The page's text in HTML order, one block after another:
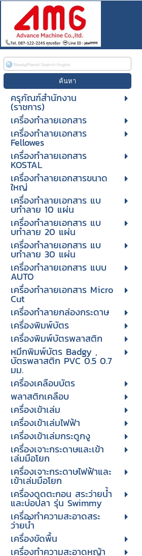
ครุภัณฑ์สำนักงาน
(ราชการ)
เครื่องทำลายเอกสาร
เครื่องทำลายเอกสาร
Fellowes
เครื่องทำลายเอกสาร
KOSTAL
เครื่องทำลายเอกสารขนาด
ใหญ่
เครื่องทําลายเอกสาร แบ
บทําลาย 10 แผ่น
เครื่องทําลายเอกสาร แบ
บทําลาย 20 แผ่น
เครื่องทําลายเอกสาร แบ
บทําลาย 30 แผ่น
เครื่องทำลายเอกสาร แบบ
AUTO
เครื่องทำลายเอกสาร Micro
Cut
เครื่องทำลายกล่องกระดาษ
เครื่องพิมพ์บัตร
เครื่องพิมพ์บัตรพลาสติก
หมึกพิมพ์บัตร Badgy ,
บัตรพลาสติก PVC 0.5 0.7
มม.
เครื่องเคลือบบัตร
พลาสติกเคลือบ
เครื่องเข้าเล่ม
เครื่องเข้าเล่มไฟฟ้า
เครื่องเข้าเล่มกระดูกงู
เครื่องเจาะกระดาษและเข้า
เล่มมือโยก
เครื่องเจาะกระดาษไฟฟ้าและ
เข้าเล่มมือโยก
เครื่องดูดตะกอน สระว่ายน้ำ
และบ่อปลา รุ่น Swimmy
เครื่องทำความสะอาดสระ
ว่ายน้ำ
เครื่องขัดพื้น
เครื่องทำความสะอาดหญ้า